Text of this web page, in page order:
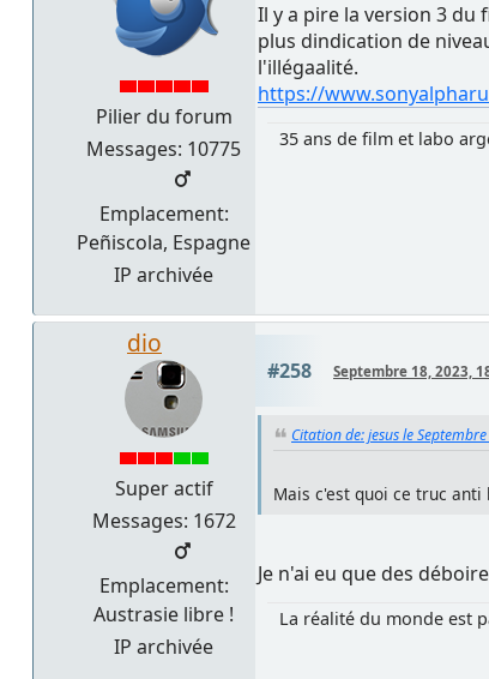
Pilier du forum
Messages: 10775
Emplacement:
Peñiscola, Espagne
IP archivée
Il y a pire la version 3 du
plus dindication de
l'illégaalité.
https://
35 ans de film et labo
dio
Super actif
Messages: 1672
Emplacement:
Austrasie libre !
IP archivée
#258 Septembre 18, 2023,
Citation de: jesus le
Mais c'est quoi ce truc
Je n'ai eu que des
La réalité du monde est